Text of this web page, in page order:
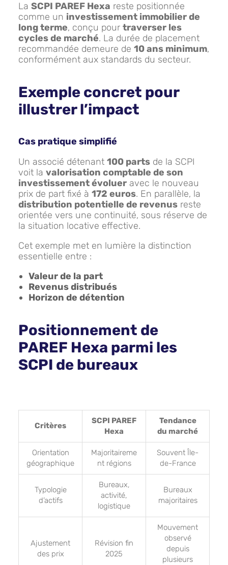
La SCPI PAREF Hexa reste positionnée
comme un investissement immobilier de
long terme, conçu pour traverser les
cycles de marché. La durée de placement
recommandée demeure de 10 ans minimum,
conformément aux standards du secteur.
Exemple concret pour
illustrer l’impact
Cas pratique simplifié
Un associé détenant 100 parts de la SCPI
voit la valorisation comptable de son
investissement évoluer avec le nouveau
prix de part fixé à 172 euros. En parallèle, la
distribution potentielle de revenus reste
orientée vers une continuité, sous réserve de
la situation locative effective.
Cet exemple met en lumière la distinction
essentielle entre :
Valeur de la part
Revenus distribués
Horizon de détention
Positionnement de
PAREF Hexa parmi les
SCPI de bureaux
Critères
SCPI PAREF
Hexa
Tendance
du marché
Orientation
géographique
Majoritaireme
nt régions
Souvent Île-
de-France
Typologie
d’actifs
Bureaux,
activité,
logistique
Bureaux
majoritaires
Ajustement
des prix
Révision fin
2025
Mouvement
observé
depuis
plusieurs